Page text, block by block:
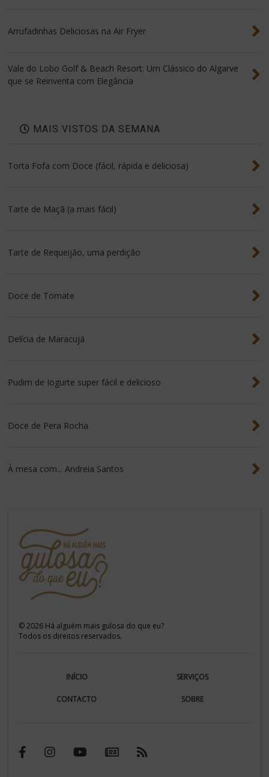
Arrufadinhas Deliciosas na Air Fryer
Vale do Lobo Golf & Beach Resort: Um Clássico do Algarve
que se Reinventa com Elegância
MAIS VISTOS DA SEMANA
Torta Fofa com Doce (fácil, rápida e deliciosa)
Tarte de Maçã (a mais fácil)
Tarte de Requeijão, uma perdição
Doce de Tomate
Delícia de Maracujá
Pudim de Iogurte super fácil e delicioso
Doce de Pera Rocha
À mesa com... Andreia Santos
©2026 Há alguém mais gulosa do que eu?
Todos os direitos reservados.
INÍCIO SERVIÇOS
CONTACTO SOBRE